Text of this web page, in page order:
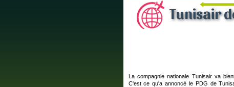
Tunisair
La compagnie nationale Tunisair va
C'est ce qu'a annoncé le PDG de